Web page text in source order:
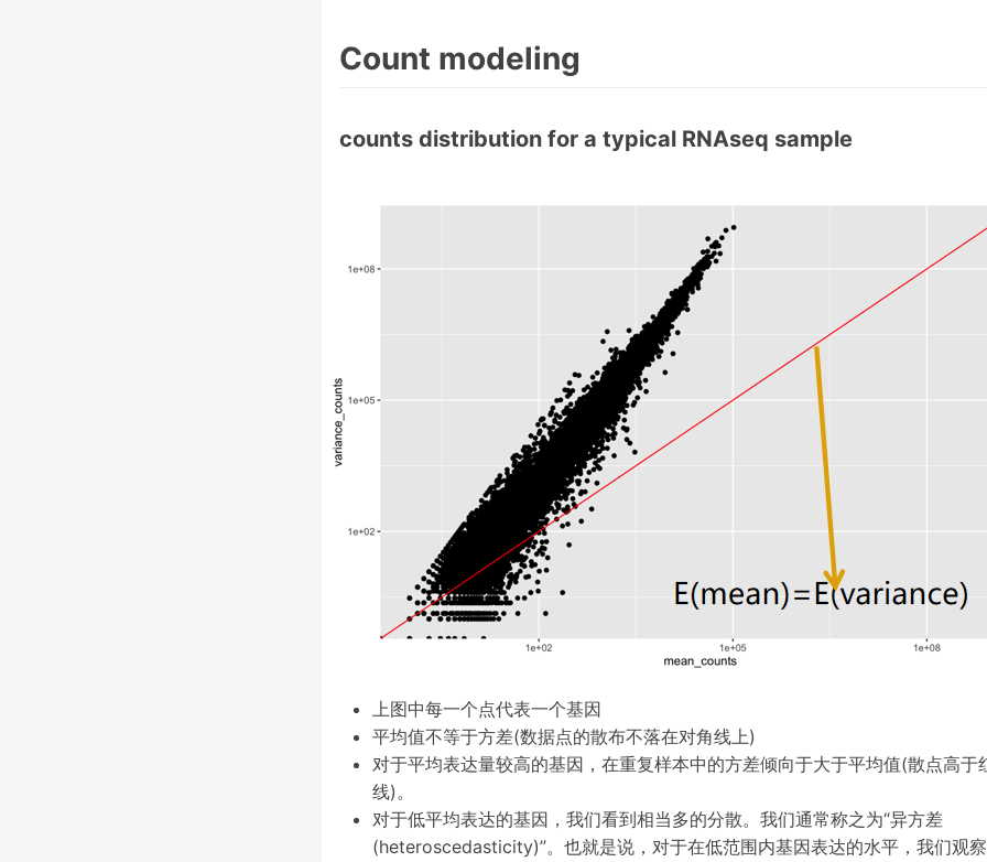
Count modeling
counts distribution for a typical RNAseq sample
上图中每一个点代表一个基因
平均值不等于方差(数据点的散布不落在对角线上)
对于平均表达量较高的基因，在重复样本中的方差倾向于大于平均值(散点高于
线)。
对于低平均表达的基因，我们看到相当多的分散。我们通常称之为“异方差
(heteroscedasticity)”。也就是说，对于在低范围内基因表达的水平，我们观